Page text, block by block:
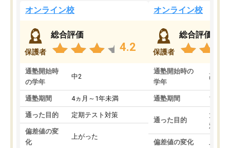
オンライン校
保護者
総合評価
4.2
通塾開始時
の学年
中2
通塾期間 4ヵ月～1年未満
通った目的 定期テスト対策
偏差値の変
化
上がった
オンライン校
保護者
総合評価
通塾開始時の
学年
高3
通塾期間 1～3
通った目的
大学
対策
偏差値の変化